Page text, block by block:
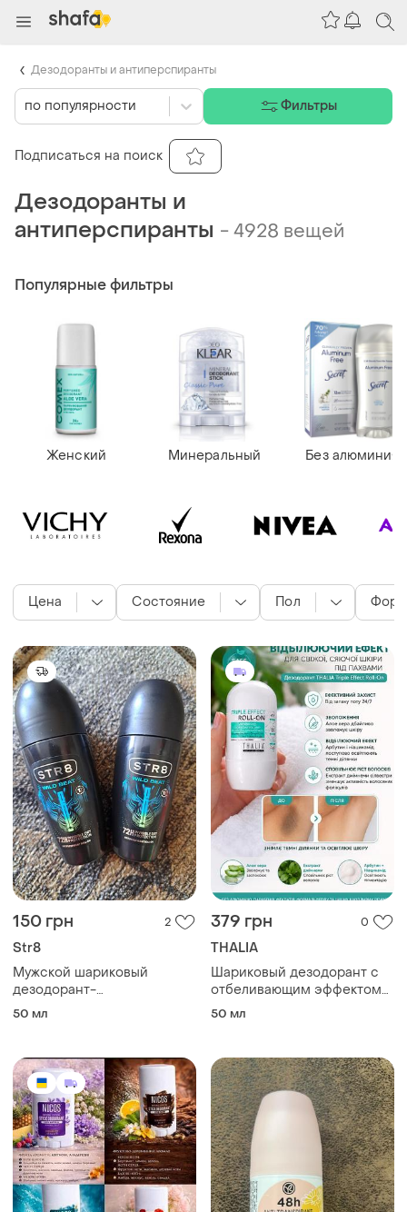
Дезодоранты и
антиперспиранты -4928 вещей
150 грн 2
Str8
Мужской шариковый
дезодорант-
антиперспирант str8 wild
50 мл
379 грн 0
THALIA
Шариковый дезодорант с
отбеливающим эффектом
thalia "трейной эффект"
50 мл
Популярные фильтры
Женский Минеральный Без алюминия
Цена Состояние Пол
по популярности Фильтры
Подписаться на поиск
Дезодоранты и антиперспиранты